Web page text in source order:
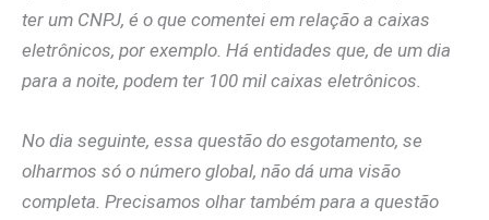
ter um CNPJ, é o que comentei em relação a caixas
eletrônicos, por exemplo. Há entidades que, de um dia
para a noite, podem ter 100 mil caixas eletrônicos.
No dia seguinte, essa questão do esgotamento, se
olharmos só o número global, não dá uma visão
completa. Precisamos olhar também para a questão